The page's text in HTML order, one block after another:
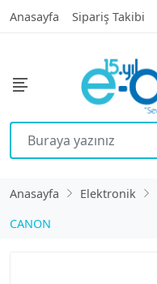
Anasayfa Sipariş Takibi
Anasayfa Elektronik
CANON